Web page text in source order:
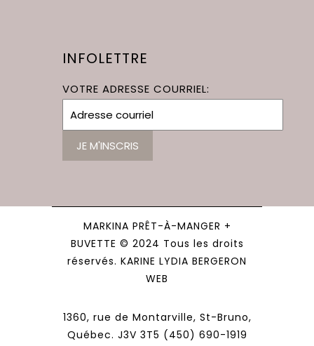
INFOLETTRE
VOTRE ADRESSE COURRIEL:
MARKINA PRÊT-À-MANGER +
BUVETTE © 2024 Tous les droits
réservés. KARINE LYDIA BERGERON
WEB
1360, rue de Montarville, St-Bruno,
Québec. J3V 3T5 (450) 690-1919